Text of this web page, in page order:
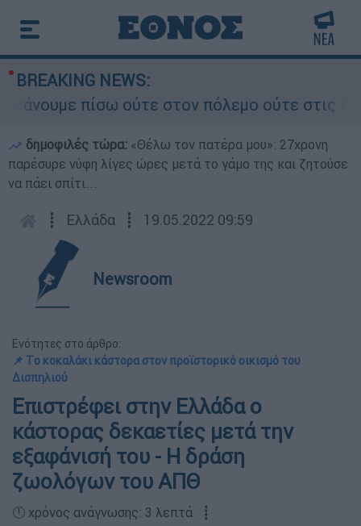
BREAKING NEWS:
πίσω ούτε στον πόλεμο ούτε στις
δημοφιλές τώρα: «Θέλω τον πατέρα μου»: 27χρονη
παρέσυρε νύφη λίγες ώρες μετά το γάμο της και ζητούσε
να πάει σπίτι...
┋ Ελλάδα ┋ 19.05.2022 09:59
Newsroom
Ενότητες στο άρθρο:
📌 Tο κοκαλάκι κάστορα στον προϊστορικό οικισμό του
Δισπηλιού
Επιστρέφει στην Ελλάδα ο
κάστορας δεκαετίες μετά την
εξαφάνισή του - Η δράση
ζωολόγων του ΑΠΘ
🕛 χρόνος ανάγνωσης: 3 λεπτά ┋